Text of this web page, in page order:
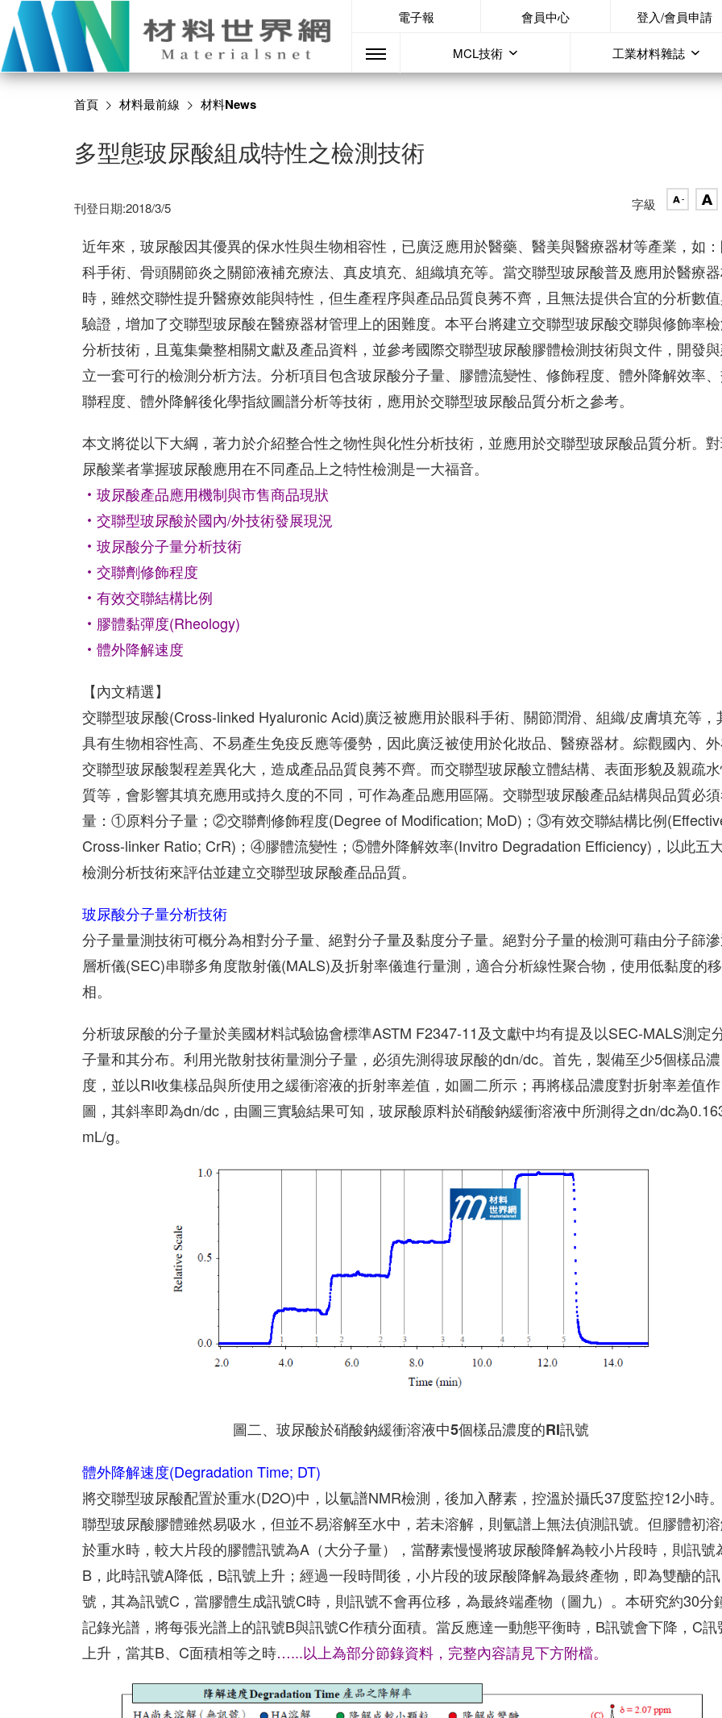
電子報 會員中心 登入/會員申請
MCL技術 工業材料雜誌
首頁 材料最前線 材料News
多型態玻尿酸組成特性之檢測技術
刊登日期:2018/3/5 字級
近年來，玻尿酸因其優異的保水性與生物相容性，已廣泛應用於醫藥、醫美與醫療器材等產業，如
科手術、骨頭關節炎之關節液補充療法、真皮填充、組織填充等。當交聯型玻尿酸普及應用於醫療
時，雖然交聯性提升醫療效能與特性，但生產程序與產品品質良莠不齊，且無法提供合宜的分析數
驗證，增加了交聯型玻尿酸在醫療器材管理上的困難度。本平台將建立交聯型玻尿酸交聯與修飾率
分析技術，且蒐集彙整相關文獻及產品資料，並參考國際交聯型玻尿酸膠體檢測技術與文件，開發
立一套可行的檢測分析方法。分析項目包含玻尿酸分子量、膠體流變性、修飾程度、體外降解效率
聯程度、體外降解後化學指紋圖譜分析等技術，應用於交聯型玻尿酸品質分析之參考。
本文將從以下大綱，著力於介紹整合性之物性與化性分析技術，並應用於交聯型玻尿酸品質分析。
尿酸業者掌握玻尿酸應用在不同產品上之特性檢測是一大福音。
‧玻尿酸產品應用機制與市售商品現狀
‧交聯型玻尿酸於國內/外技術發展現況
‧玻尿酸分子量分析技術
‧交聯劑修飾程度
‧有效交聯結構比例
‧膠體黏彈度(Rheology)
‧體外降解速度
【內文精選】
交聯型玻尿酸(Cross-linked Hyaluronic Acid)廣泛被應用於眼科手術、關節潤滑、組織/皮膚填充等，
具有生物相容性高、不易產生免疫反應等優勢，因此廣泛被使用於化妝品、醫療器材。綜觀國內、
交聯型玻尿酸製程差異化大，造成產品品質良莠不齊。而交聯型玻尿酸立體結構、表面形貌及親疏
質等，會影響其填充應用或持久度的不同，可作為產品應用區隔。交聯型玻尿酸產品結構與品質必
量：①原料分子量；②交聯劑修飾程度(Degree of Modification; MoD)；③有效交聯結構比例
Cross-linker Ratio; CrR)；④膠體流變性；⑤體外降解效率(Invitro Degradation Efficiency)，以此五
檢測分析技術來評估並建立交聯型玻尿酸產品品質。
玻尿酸分子量分析技術
分子量量測技術可概分為相對分子量、絕對分子量及黏度分子量。絕對分子量的檢測可藉由分子篩
層析儀(SEC)串聯多角度散射儀(MALS)及折射率儀進行量測，適合分析線性聚合物，使用低黏度的
相。
分析玻尿酸的分子量於美國材料試驗協會標準ASTM F2347-11及文獻中均有提及以SEC-MALS測定
子量和其分布。利用光散射技術量測分子量，必須先測得玻尿酸的dn/dc。首先，製備至少5個樣品濃
度，並以RI收集樣品與所使用之緩衝溶液的折射率差值，如圖二所示；再將樣品濃度對折射率差值作
圖，其斜率即為dn/dc，由圖三實驗結果可知，玻尿酸原料於硝酸鈉緩衝溶液中所測得之dn/dc為
mL/g。
圖二、玻尿酸於硝酸鈉緩衝溶液中5個樣品濃度的RI訊號
體外降解速度(Degradation Time; DT)
將交聯型玻尿酸配置於重水(D2O)中，以氫譜NMR檢測，後加入酵素，控溫於攝氏37度監控12小時
聯型玻尿酸膠體雖然易吸水，但並不易溶解至水中，若未溶解，則氫譜上無法偵測訊號。但膠體初
於重水時，較大片段的膠體訊號為A（大分子量），當酵素慢慢將玻尿酸降解為較小片段時，則訊號
B，此時訊號A降低，B訊號上升；經過一段時間後，小片段的玻尿酸降解為最終產物，即為雙醣的訊
號，其為訊號C，當膠體生成訊號C時，則訊號不會再位移，為最終端產物（圖九）。本研究約30分
記錄光譜，將每張光譜上的訊號B與訊號C作積分面積。當反應達一動態平衡時，B訊號會下降，C訊
上升，當其B、C面積相等之時…...以上為部分節錄資料，完整內容請見下方附檔。